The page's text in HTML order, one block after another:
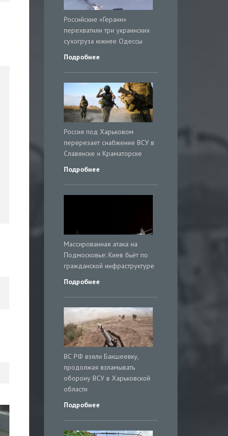
Российские «Герани»
перехватили три украинских
сухогруза южнее Одессы
Подробнее
Россия под Харьковом
перерезает снабжение ВСУ в
Славянске и Краматорске
Подробнее
Массированная атака на
Подмосковье: Киев бьёт по
гражданской инфраструктуре
Подробнее
ВС РФ взяли Бакшеевку,
продолжая взламывать
оборону ВСУ в Харьковской
области
Подробнее